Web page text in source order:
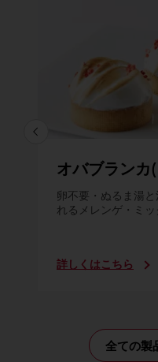
オバブランカ
卵不要・ぬるま湯
れるメレンゲ・ミッ
詳しくはこちら
全ての製